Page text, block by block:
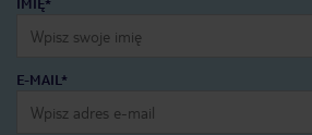
E-MAIL*